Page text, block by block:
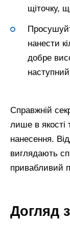
щіточку,
нанести
добре
Справжній
лише в якості
нанесення.
виглядають
привабливий
Догляд